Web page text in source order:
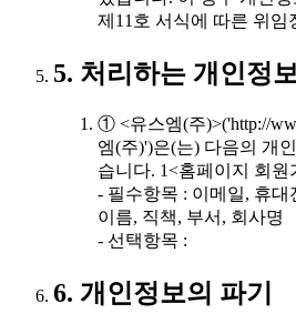
제11호 서식에 따른 위
5. 처리하는 개인정
① <유스엠(주)>('http://
엠(주)')은(는) 다음의 개
습니다. 1<홈페이지 회원
- 필수항목 : 이메일, 휴
이름, 직책, 부서, 회사명
- 선택항목 :
6. 개인정보의 파기